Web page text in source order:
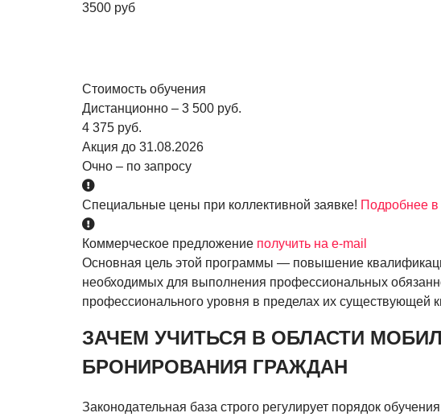
3500 руб
Стоимость обучения
Дистанционно – 3 500 руб.
4 375 руб.
Акция до 31.08.2026
Очно – по запросу
Специальные цены при коллективной заявке! Подробнее в
Коммерческое предложение получить на e-mail
Основная цель этой программы — повышение
необходимых для выполнения профессиональных
профессионального уровня в пределах их существующей
ЗАЧЕМ УЧИТЬСЯ В ОБЛАСТИ
БРОНИРОВАНИЯ ГРАЖДАН
Законодательная база строго регулирует порядок